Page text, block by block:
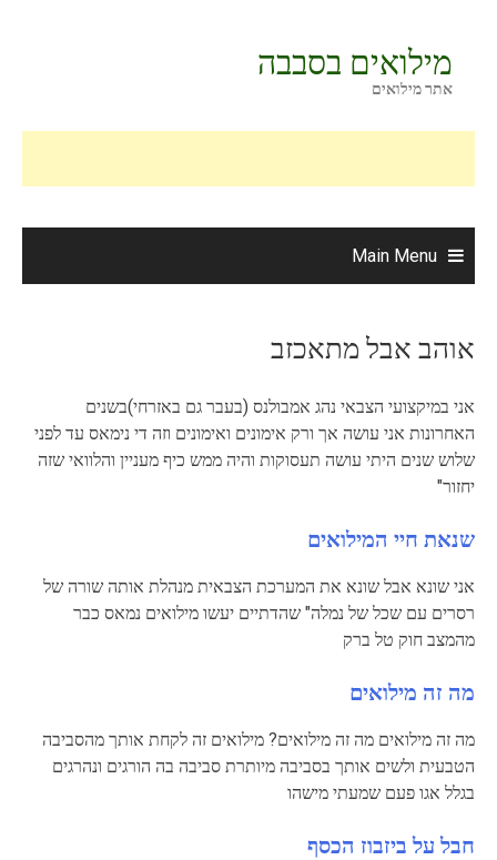
contentמילואים בסבבה
אתר מילואים
Main Menu
אוהב אבל מתאכזב
אני במיקצועי הצבאי נהג אמבולנס (בעבר גם באזרחי)בשנים
האחרונות אני עושה אך ורק אימונים ואימונים וזה די נימאס עד לפני
שלוש שנים היתי עושה תעסוקות והיה ממש כיף מעניין והלוואי שזה
יחזור"
שנאת חיי המילואים
אני שונא אבל שונא את המערכת הצבאית מנהלת אותה שורה של
רסרים עם שכל של נמלה" שהדתיים יעשו מילואים נמאס כבר
מהמצב חוק טל ברק
מה זה מילואים
מה זה מילואים מה זה מילואים? מילואים זה לקחת אותך מהסביבה
הטבעית ולשים אותך בסביבה מיותרת סביבה בה הורגים ונהרגים
בגלל אגו פעם שמעתי מישהו
חבל על ביזבוז הכסף